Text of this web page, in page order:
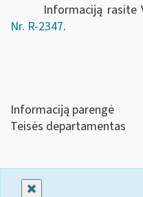
Informaciją rasite
Nr. R-2347.
Informaciją parengė
Teisės departamentas